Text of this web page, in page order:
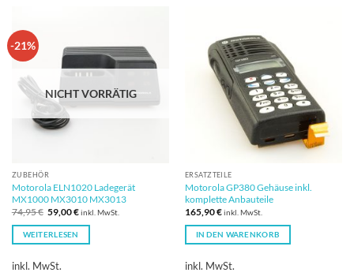
-21%
NICHT VORRÄTIG
ZUBEHÖR
Motorola ELN1020 Ladegerät
MX1000 MX3010 MX3013
74,95€ Ursprünglicher
Preis
war:
74,95 €
59,00€Aktueller
ist:
inkl. MwSt.
WEITERLESEN
inkl. MwSt.
ERSATZTEILE
Motorola GP380 Gehäuse inkl.
komplette Anbauteile
165,90€inkl. MwSt.
IN DEN WARENKORB
inkl. MwSt.